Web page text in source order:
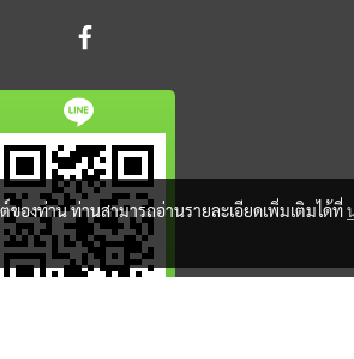
องท่าน ท่านสามารถอ่านรายละเอียดเพิ่มเติมได้ที่